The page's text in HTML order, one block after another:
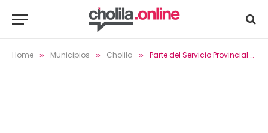
Home » Municipios » Cholila » Parte del Servicio Provincial de Manejo del Fuego: Incendio activo en la desembocadura Río Tigre – Lago Cholila